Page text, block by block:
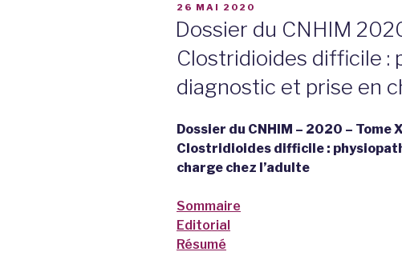
PUBLIÉ
LE
26 MAI 2020
Dossier du CNHIM
Clostridioides difficile :
diagnostic et prise en
Dossier du CNHIM – 2020 – Tome
Clostridioides difficile :
charge chez l’adulte
Sommaire
Editorial
Résumé